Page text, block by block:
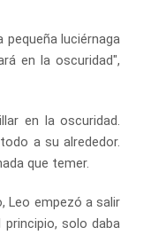
luciérnaga
en la oscuridad",
en la oscuridad.
a su alrededor.
que temer.
Leo empezó a salir
solo daba